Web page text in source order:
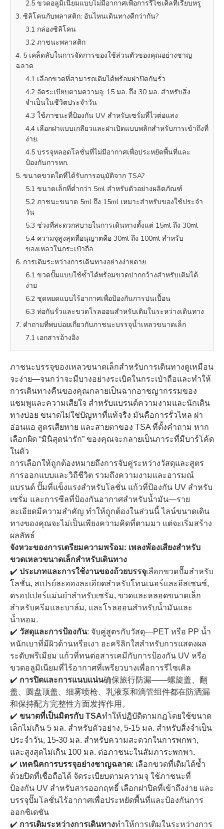
2.5 ขวดอลูมิเนียมแบบไม่มีอากาศเพื่อการรีไซเคิลที่เรียบหรู
3. ซิลิโคนกับพลาสติก: อันไหนเดินทางดีกว่ากัน?
3.1 กล่องซิลิโคน
3.2 ภาชนะพลาสติก
4. 5 เคล็ดลับในการจัดการของใช้ส่วนตัวของคุณอย่างชาญ
ฉลาด
4.1 เลือกขวดที่สามารถเติมได้พร้อมฝาปิดกันรั่ว
4.2 จัดระเบียบตามความจุ: 15 มล. ถึง 30 มล. สำหรับสิ่ง
จำเป็นในชีวิตประจำวัน
4.3 ใช้ภาชนะที่ป้องกัน UV สำหรับเซรั่มที่ไวต่อแสง
4.4 เลือกฝาแบบเกลียวและฝาเปิดแบบพลิกสำหรับการเข้าถึงที่
ง่าย.
4.5 บรรจุหลอดโลชั่นที่ไม่มีอากาศเพื่อประหยัดพื้นที่และ
ป้องกันการหก.
5. ขนาดขวดใดที่ได้รับการอนุมัติจาก TSA?
5.1 ขนาดเล็กที่ต่ำกว่า 5ml สำหรับตัวอย่างผลิตภัณฑ์
5.2 ภาชนะขนาด 5ml ถึง 15ml เหมาะสำหรับของใช้ประจำ
วัน
5.3 ช่วงที่สะดวกสบายในการเดินทางตั้งแต่ 15ml ถึง 30ml
5.4 ความจุสูงสุดที่อนุญาตคือ 30ml ถึง 100ml สำหรับ
ของเหลวในกระเป๋าถือ
6. การเติมระหว่างการเดินทางอย่างง่ายดาย
6.1 ขวดปั๊มแบบใช้ซ้ำได้พร้อมขวดปากกว้างสำหรับเติมได้
ง่าย
6.2 ชุดหยดแบบไร้อากาศเพื่อป้องกันการปนเปื้อน
6.3 ท่อกันรั่วและขวดโรลออนสำหรับเติมในระหว่างเดินทาง
7. คำถามที่พบบ่อยเกี่ยวกับภาชนะบรรจุน้ำเหลวขนาดเล็ก
7.1 เอกสารอ้างอิง
ภาชนะบรรจุของเหลวขนาดเล็กสำหรับการเดินทางดูเหมือน
จะง่าย—จนกว่าจะมีบางอย่างระเบิดในกระเป๋าถือและทำให้
การเดินทางคืนของคุณกลายเป็นฉากอาชญากรรมของ
แชมพูและความเสียใจ สำหรับแบรนด์ความงามและนักเดิน
ทางบ่อย ขนาดไม่ใช่ปัญหาที่แท้จริง มันคือการรั่วไหล ฝา
อ่อนแอ สูตรเสียหาย และสายตาของ TSA ที่ตั้งคำถาม หาก
เลือกผิด “มินิสุดน่ารัก” ของคุณจะกลายเป็นภาระที่มีบาร์โค้ด
ในตัว
การเลือกให้ถูกต้องหมายถึงการจับคู่ระหว่างวัสดุและสูตร
การออกแบบและวิถีชีวิต รวมถึงความงามและอารมณ์
แบรนด์ ปั๊มที่แข็งแรงสำหรับโลชั่น แก้วที่ป้องกัน UV สำหรับ
เซรั่ม และการซีลที่ป้องกันอากาศสำหรับน้ำมัน—ราย
ละเอียดมีความสำคัญ ทำให้ถูกต้องในส่วนนี้ ไลน์ขนาดเดิน
ทางของคุณจะไม่เป็นเพียงความคิดที่ตามมา แต่จะเริ่มสร้าง
ผลลัพธ์
จังหวะของการเตรียมความพร้อม: เพลงพ้องเสียงสำหรับ
ขวดเหลวขนาดเล็กสำหรับเดินทาง
✔️ ประเภทและการใช้งานของถ้วยบรรจุเลือกขวดปั๊มสำหรับ
โลชั่น, สเปรย์ละอองละเอียดสำหรับโทนเนอร์และอีสเซนซ์,
ดรอปเปอร์แม่นยำสำหรับเซรั่ม, ขวดและหลอดขนาดเล็ก
สำหรับครีมและบาล์ม, และโรลออนสำหรับน้ำมันและ
น้ำหอม.
✔️ วัสดุและการป้องกัน: จับคู่สูตรกับวัสดุ—PET หรือ PP น้ำ
หนักเบาที่มีผิวด้านหรือเงา อะคริลิกใสสำหรับการแสดงผล
ระดับพรีเมียม แก้วที่ทนต่อสารเคมีกับการป้องกัน UV หรือ
ขวดอลูมิเนียมที่ไร้อากาศที่เพรียวบางเพื่อการรีไซเคิล
✔️ การปิดและการแนบแน่น确保旅行防漏——螺旋盖、翻
盖、圆盘顶盖、细雾喷枪、乳液泵和滴管组件都在防洒漏
和保持配方完整性方面发挥作用。
✔️ ขนาดที่เป็นมิตรกับ TSAทำให้ปฏิบัติตามกฎโดยใช้ขนาด
เล็กไม่เกิน 5 มล. สำหรับตัวอย่าง, 5-15 มล. สำหรับสิ่งจำเป็น
ประจำวัน, 15-30 มล. สำหรับความสะดวกในการพกพา,
และสูงสุดไม่เกิน 100 มล. ต่อภาชนะในสัมภาระพกพา.
✔️ เทคนิคการบรรจุอย่างชาญฉลาด: เลือกขวดที่เติมได้ซ้ำ
ด้วยปิดที่เชื่อถือได้ จัดระเบียบตามความจุ ใช้ภาชนะที่
ป้องกัน UV สำหรับสารออกฤทธิ์ เลือกฝาปิดที่เข้าถึงง่าย และ
บรรจุปั๊มโลชั่นไร้อากาศเพื่อประหยัดพื้นที่และป้องกันการ
ออกซิเดชัน
✔️ การเติมระหว่างการเดินทางทำให้การเติมในระหว่างการ